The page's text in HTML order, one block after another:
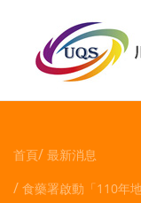
首頁 最新消息
食藥署啟動「110年